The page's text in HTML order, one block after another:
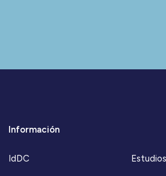
Información
IdDC Estudios